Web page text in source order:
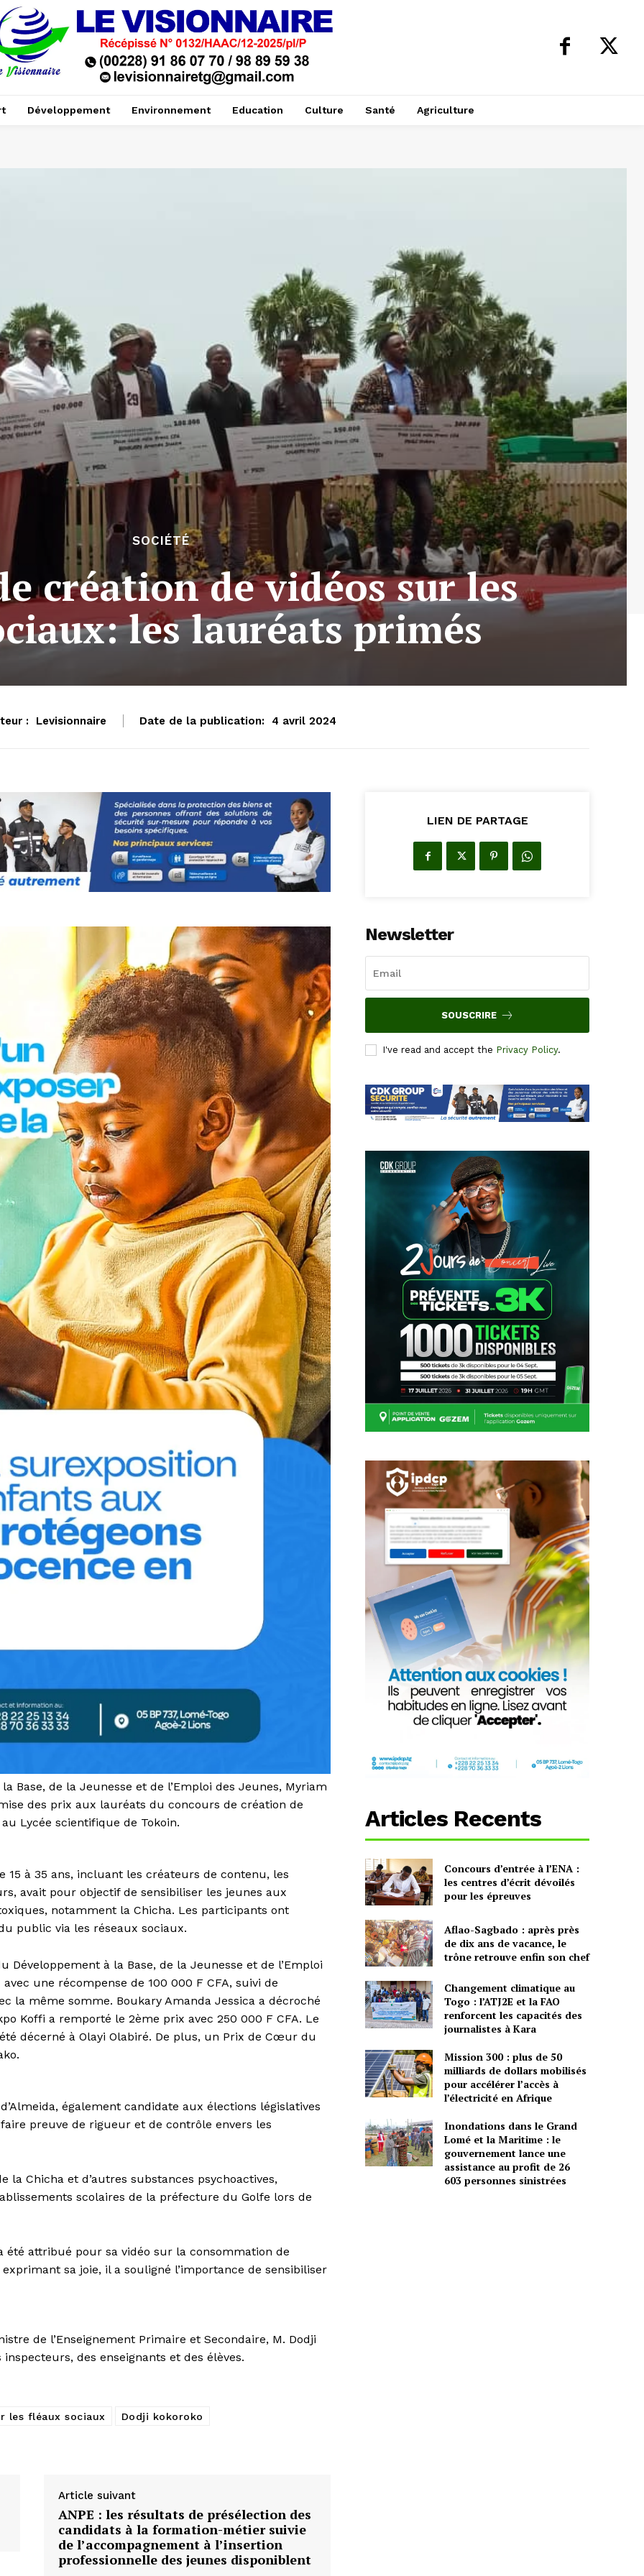
Développement Environnement Education Culture Santé Agriculture
SOCIÉTÉ
création de vidéos sur les
les lauréats primés
: Levisionnaire Date de la publication: 4 avril 2024
Base, de la Jeunesse et de l’Emploi des Jeunes, Myriam
des prix aux lauréats du concours de création de
Lycée scientifique de Tokoin.
15 à 35 ans, incluant les créateurs de contenu, les
avait pour objectif de sensibiliser les jeunes aux
notamment la Chicha. Les participants ont
public via les réseaux sociaux.
à la Base, de la Jeunesse et de l’Emploi
une récompense de 100 000 F CFA, suivi de
la même somme. Boukary Amanda Jessica a décroché
Koffi a remporté le 2ème prix avec 250 000 F CFA. Le
décerné à Olayi Olabiré. De plus, un Prix de Cœur du
également candidate aux élections législatives
preuve de rigueur et de contrôle envers les
Chicha et d’autres substances psychoactives,
scolaires de la préfecture du Golfe lors de
attribué pour sa vidéo sur la consommation de
sa joie, il a souligné l’importance de sensibiliser
de l’Enseignement Primaire et Secondaire, M. Dodji
des enseignants et des élèves.
les fléaux sociaux Dodji kokoroko
Article suivant
ANPE : les résultats de présélection des
candidats à la formation-métier suivie
de l’accompagnement à l’insertion
professionnelle des jeunes disponiblent
LIEN DE PARTAGE
Newsletter
SOUSCRIRE
I've read and accept the Privacy Policy.
Articles Recents
Concours d’entrée à l’ENA :
les centres d’écrit dévoilés
pour les épreuves
Aflao-Sagbado : après près
de dix ans de vacance, le
trône retrouve enfin son chef
Changement climatique au
Togo : l’ATJ2E et la FAO
renforcent les capacités des
journalistes à Kara
Mission 300 : plus de 50
milliards de dollars mobilisés
pour accélérer l’accès à
l’électricité en Afrique
Inondations dans le Grand
Lomé et la Maritime : le
gouvernement lance une
assistance au profit de 26
603 personnes sinistrées